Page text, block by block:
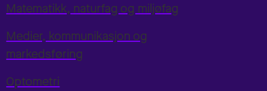
Matematikk, naturfag og miljøfag
Medier, kommunikasjon og
markedsføring
Optometri